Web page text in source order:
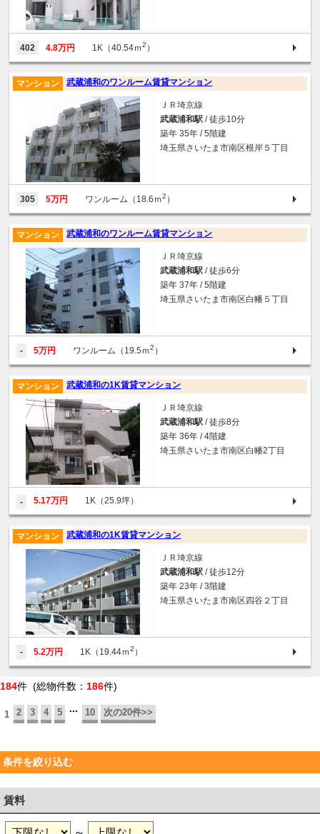
402 4.8万円 1K（40.54ｍ2 ）
武蔵浦和のワンルーム賃貸マンション
マンション
ＪＲ埼京線
武蔵浦和駅 / 徒歩10分
築年 35年 / 5階建
埼玉県さいたま市南区根岸５丁目
305 5万円 ワンルーム（18.6ｍ2 ）
武蔵浦和のワンルーム賃貸マンション
マンション
ＪＲ埼京線
武蔵浦和駅 / 徒歩6分
築年 37年 / 5階建
埼玉県さいたま市南区白幡５丁目
- 5万円 ワンルーム（19.5ｍ2 ）
武蔵浦和の1K賃貸マンション
マンション
ＪＲ埼京線
武蔵浦和駅 / 徒歩8分
築年 36年 / 4階建
埼玉県さいたま市南区白幡2丁目
- 5.17万円 1K（25.9坪）
武蔵浦和の1K賃貸マンション
マンション
ＪＲ埼京線
武蔵浦和駅 / 徒歩12分
築年 23年 / 3階建
埼玉県さいたま市南区四谷２丁目
- 5.2万円 1K（19.44ｍ2 ）
184件 (総物件数： 186件)
1 2 3 4 5 ... 10 次の20件>>
条件を絞り込む
賃料